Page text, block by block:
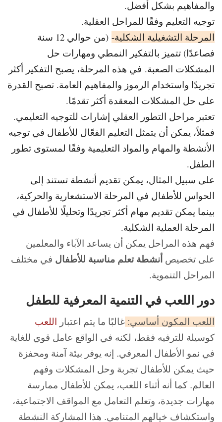
والمفاهيم بشكل أفضل.
توجيه التعليم وفقًا للمراحل العقلية.
المرحلة التشغيلية الشكلية-
(من حوالي 12 سنة
فصاعدًا) تتميز بالتفكير النمطي ومهارات حل
المشكلات الصعبة. في هذه المرحلة، يصبح التفكير أكثر
تجريدًا واستخدام الرموز والمفاهيم العامة. تصبح القدرة
على حل المشكلات المعقدة أكثر تقدمًا.
تعتبر مراحل التطور العقلي إشارات للتوجيه التعليمي.
فمثلاً، يمكن أن يتمثل التعليم الفعّال للأطفال في توجيه
الأنشطة والمهام والمواد التعليمية وفقًا لمستوى تطور
الطفل.
على سبيل المثال، يمكن تقديم أنشطة تستند إلى
الحواس للأطفال في المرحلة الاستشعارية والحركية،
بينما يمكن تقديم مهام أكثر تجريدًا وتحليلًا للأطفال في
المرحلة العملية الشكلية.
فهم هذه المراحل يمكن أن يساعد الآباء والمعلمين
على تخصيص أنشطة تعلم مناسبة للأطفال في مختلف
المراحل التنموية.
دور اللعب في التنمية المعرفية للطفل
اللعب المكون أساسي: غالبًا ما يتم اعتبار
اللعب
كوسيلة للترفيه فقط، لكنه في الواقع عامل قوي للغاية
في نمو الأطفال المعرفي. إنه يوفر بيئة آمنة ومحفزة
حيث يمكن للأطفال تجربة وحل المشكلات وفهم
العالم. كما أنه أثناء اللعب، يمكن للأطفال ممارسة
مهارات جديدة، وتعلم التعامل مع المواقف الاجتماعية،
واستكشاف خيالهم المتنامي. هذا المشاركة النشطة